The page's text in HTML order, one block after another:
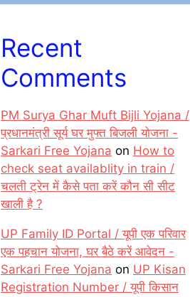
Recent
Comments
PM Surya Ghar Muft Bijli Yojana /
प्रधानमंत्री सूर्य घर मुफ्त बिजली योजना -
Sarkari Free Yojana on How to
check seat availablity in train /
चलती ट्रेन में कैसे पता करें कौन सी सीट
खाली है ?
UP Family ID Portal / यूपी एक परिवार
एक पहचान योजना, घर बैठे करें आवेदन -
Sarkari Free Yojana on UP Kisan
Registration Number / यूपी किसान